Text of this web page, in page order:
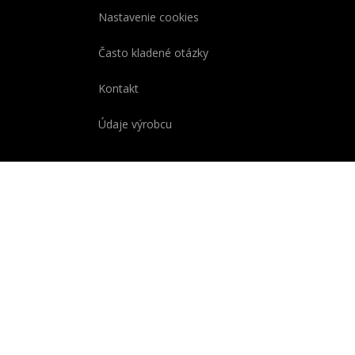
Nastavenie cookies
Často kladené otázky
Kontakt
Údaje výrobcu